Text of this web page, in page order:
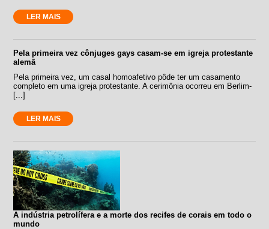
LER MAIS
Pela primeira vez cônjuges gays casam-se em igreja protestante
alemã
Pela primeira vez, um casal homoafetivo pôde ter um casamento
completo em uma igreja protestante. A cerimônia ocorreu em Berlim-
[...]
LER MAIS
A indústria petrolífera e a morte dos recifes de corais em todo o
mundo